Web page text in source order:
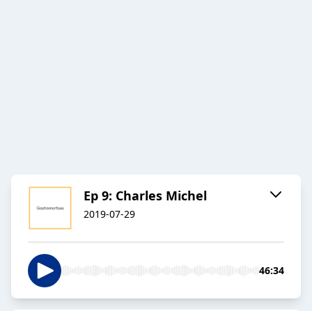
Ep 9: Charles Michel
2019-07-29
46:34